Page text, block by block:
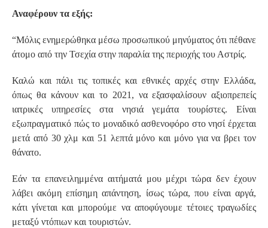
Αναφέρουν τα εξής:
“Μόλις ενημερώθηκα μέσω προσωπικού μηνύματος ότι πέθανε
άτομο από την Τσεχία στην παραλία της περιοχής του Αστρίς.
Καλώ και πάλι τις τοπικές και εθνικές αρχές στην Ελλάδα,
όπως θα κάνουν και το 2021, να εξασφαλίσουν αξιοπρεπείς
ιατρικές υπηρεσίες στα νησιά γεμάτα τουρίστες. Είναι
εξωπραγματικό πώς το μοναδικό ασθενοφόρο στο νησί έρχεται
μετά από 30 χλμ και 51 λεπτά μόνο και μόνο για να βρει τον
θάνατο.
Εάν τα επανειλημμένα αιτήματά μου μέχρι τώρα δεν έχουν
λάβει ακόμη επίσημη απάντηση, ίσως τώρα, που είναι αργά,
κάτι γίνεται και μπορούμε να αποφύγουμε τέτοιες τραγωδίες
μεταξύ ντόπιων και τουριστών.